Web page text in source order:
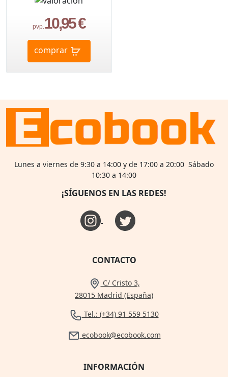
pvp.10,95 €
comprar
Lunes a viernes de 9:30 a 14:00 y de 17:00 a 20:00 Sábado
10:30 a 14:00
¡SÍGUENOS EN LAS REDES!
CONTACTO
C/ Cristo 3,
28015 Madrid (España)
Tel.: (+34) 91 559 5130
ecobook@ecobook.com
INFORMACIÓN